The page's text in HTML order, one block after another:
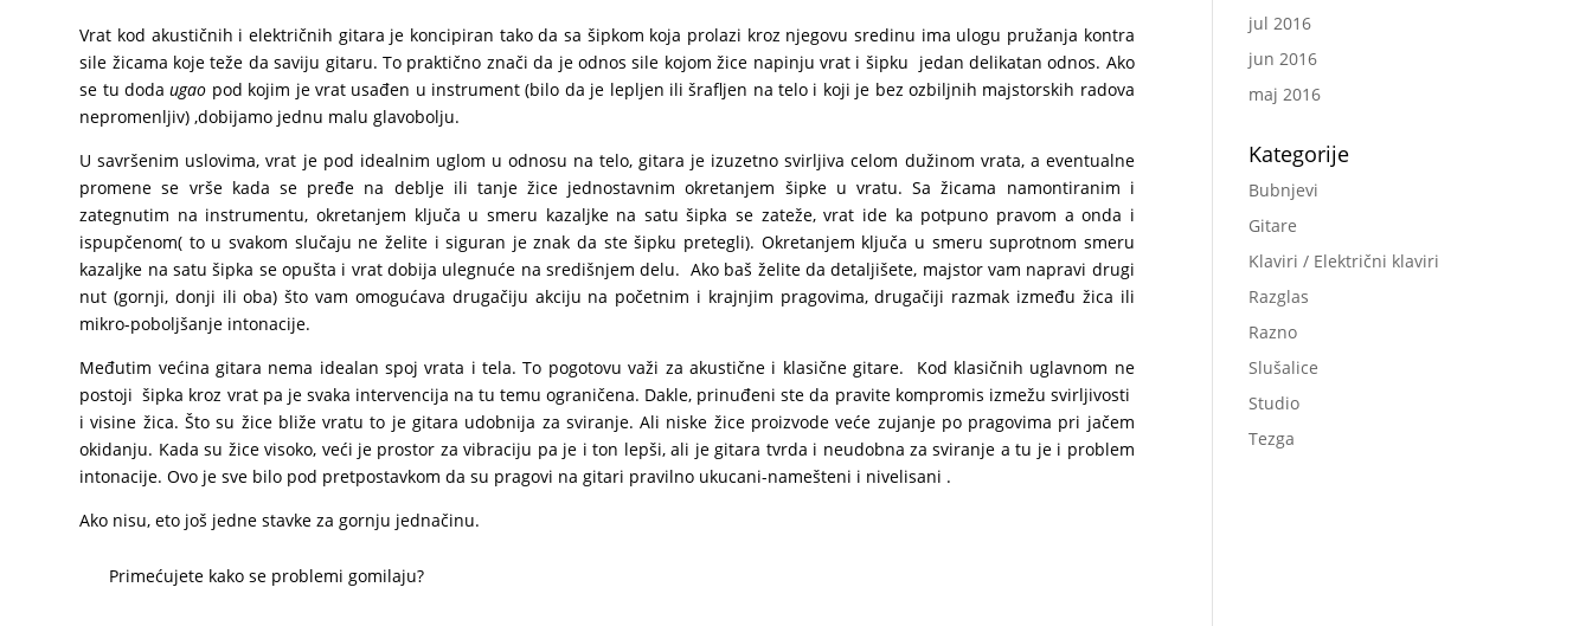
Vrat kod akustičnih i električnih gitara je koncipiran tako da sa šipkom koja prolazi kroz njegovu sredinu ima ulogu pružanja kontra
sile žicama koje teže da saviju gitaru. To praktično znači da je odnos sile kojom žice napinju vrat i šipku jedan delikatan odnos. Ako
se tu dodaugao pod kojim je vrat usađen u instrument (bilo da je lepljen ili šrafljen na telo i koji je bez ozbiljnih majstorskih radova
nepromenljiv) ,dobijamo jednu malu glavobolju.
U savršenim uslovima, vrat je pod idealnim uglom u odnosu na telo, gitara je izuzetno svirljiva celom dužinom vrata, a eventualne
promene se vrše kada se pređe na deblje ili tanje žice jednostavnim okretanjem šipke u vratu. Sa žicama namontiranim i
zategnutim na instrumentu, okretanjem ključa u smeru kazaljke na satu šipka se zateže, vrat ide ka potpuno pravom a onda i
ispupčenom( to u svakom slučaju ne želite i siguran je znak da ste šipku pretegli). Okretanjem ključa u smeru suprotnom smeru
kazaljke na satu šipka se opušta i vrat dobija ulegnuće na središnjem delu. Ako baš želite da detaljišete, majstor vam napravi drugi
nut (gornji, donji ili oba) što vam omogućava drugačiju akciju na početnim i krajnjim pragovima, drugačiji razmak između žica ili
mikro-poboljšanje intonacije.
Međutim većina gitara nema idealan spoj vrata i tela. To pogotovu važi za akustične i klasične gitare. Kod klasičnih uglavnom ne
postoji šipka kroz vrat pa je svaka intervencija na tu temu ograničena. Dakle, prinuđeni ste da pravite kompromis izmežu svirljivosti
i visine žica. Što su žice bliže vratu to je gitara udobnija za sviranje. Ali niske žice proizvode veće zujanje po pragovima pri jačem
okidanju. Kada su žice visoko, veći je prostor za vibraciju pa je i ton lepši, ali je gitara tvrda i neudobna za sviranje a tu je i problem
intonacije. Ovo je sve bilo pod pretpostavkom da su pragovi na gitari pravilno ukucani-namešteni i nivelisani .
Ako nisu, eto još jedne stavke za gornju jednačinu.
Primećujete kako se problemi gomilaju?
jul 2016
jun 2016
maj 2016
Kategorije
Bubnjevi
Gitare
Klaviri / Električni klaviri
Razglas
Razno
Slušalice
Studio
Tezga